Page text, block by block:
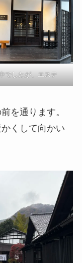
でしたが、エステ
を通ります。
くして向かい